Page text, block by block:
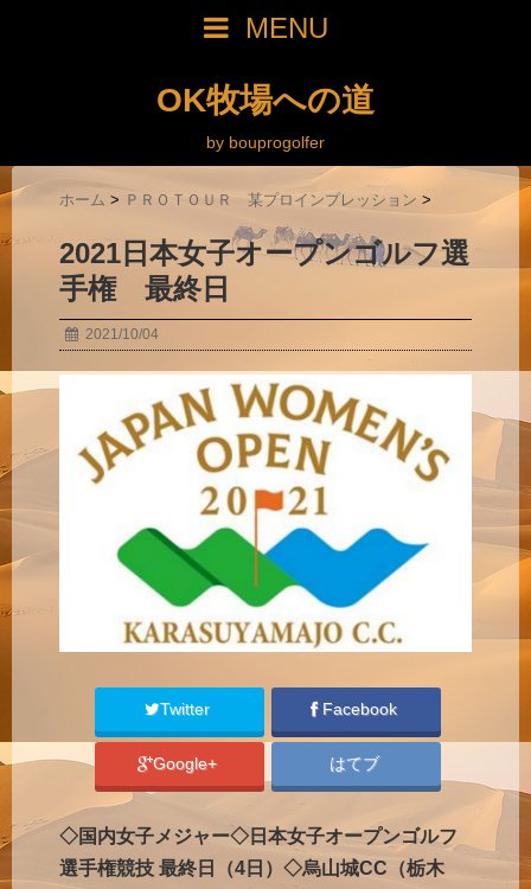
MENU
OK牧場への道
by bouprogolfer
ホーム > ＰＲＯＴＯＵＲ 某プロインプレッション >
2021日本女子オープンゴルフ選
手権 最終日
2021/10/04
Twitter Facebook
Google+ はてブ
◇国内女子メジャー◇日本女子オープンゴルフ
選手権競技 最終日（4日）◇烏山城CC（栃木